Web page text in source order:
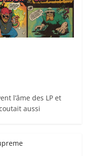
l’âme des LP et
aussi